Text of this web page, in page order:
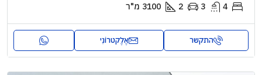
4
3
2
3100 מ"ר
התקשר אֶלֶקטרוֹנִי